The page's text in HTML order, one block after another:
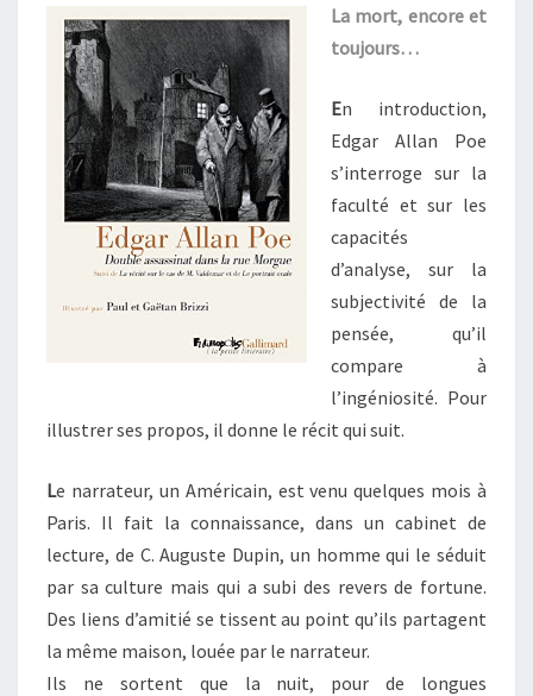
SUIVI
DE
DEUX
AUTRES
NOUVELLES
La mort, encore et
toujours…
En introduction,
Edgar Allan Poe
s’interroge sur la
faculté et sur les
capacités
d’analyse, sur la
subjectivité de la
pensée, qu’il
compare à
l’ingéniosité. Pour
illustrer ses propos, il donne le récit qui suit.
Le narrateur, un Américain, est venu quelques mois à
Paris. Il fait la connaissance, dans un cabinet de
lecture, de C. Auguste Dupin, un homme qui le séduit
par sa culture mais qui a subi des revers de fortune.
Des liens d’amitié se tissent au point qu’ils partagent
la même maison, louée par le narrateur.
Ils ne sortent que la nuit, pour de longues